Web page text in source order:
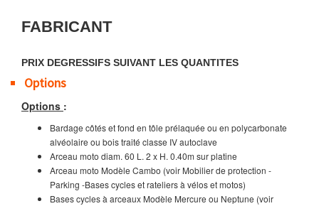
FABRICANT
PRIX DEGRESSIFS SUIVANT LES QUANTITES
Options
Options :
Bardage côtés et fond en tôle prélaquée ou en polycarbonate
alvéolaire ou bois traité classe IV autoclave
Arceau moto diam. 60 L. 2 x H. 0.40m sur platine
Arceau moto Modèle Cambo (voir Mobilier de protection -
Parking -Bases cycles et rateliers à vélos et motos)
Bases cycles à arceaux Modèle Mercure ou Neptune (voir